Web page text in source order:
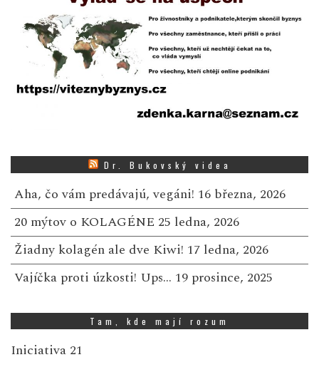
Dr. Bukovský videa
Aha, čo vám predávajú, vegáni! 16 března, 2026
20 mýtov o KOLAGÉNE 25 ledna, 2026
Žiadny kolagén ale dve Kiwi! 17 ledna, 2026
Vajíčka proti úzkosti! Ups… 19 prosince, 2025
Tam, kde mají rozum
Iniciativa 21